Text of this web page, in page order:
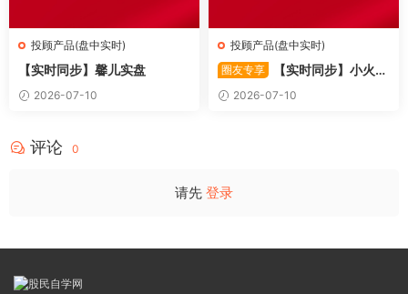
投顾产品(盘中实时)
【实时同步】馨儿实盘
2026-07-10
投顾产品(盘中实时)
圈友专享
【实时同步】小火龙
复盘2026-07-10
评论 0
请先 登录